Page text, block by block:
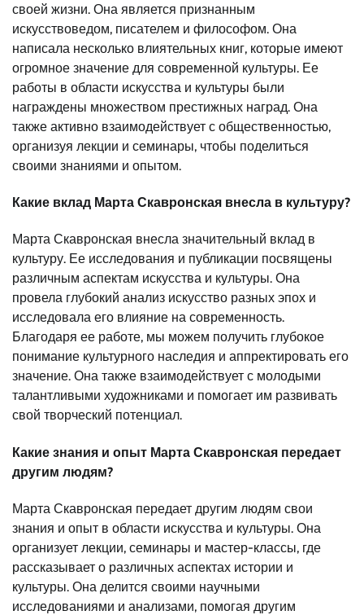
своей жизни. Она является признанным
искусствоведом, писателем и философом. Она
написала несколько влиятельных книг, которые имеют
огромное значение для современной культуры. Ее
работы в области искусства и культуры были
награждены множеством престижных наград. Она
также активно взаимодействует с общественностью,
организуя лекции и семинары, чтобы поделиться
своими знаниями и опытом.
Какие вклад Марта Скавронская внесла в культуру?
Марта Скавронская внесла значительный вклад в
культуру. Ее исследования и публикации посвящены
различным аспектам искусства и культуры. Она
провела глубокий анализ искусство разных эпох и
исследовала его влияние на современность.
Благодаря ее работе, мы можем получить глубокое
понимание культурного наследия и аппректировать его
значение. Она также взаимодействует с молодыми
талантливыми художниками и помогает им развивать
свой творческий потенциал.
Какие знания и опыт Марта Скавронская передает
другим людям?
Марта Скавронская передает другим людям свои
знания и опыт в области искусства и культуры. Она
организует лекции, семинары и мастер-классы, где
рассказывает о различных аспектах истории и
культуры. Она делится своими научными
исследованиями и анализами, помогая другим